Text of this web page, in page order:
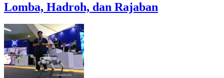
Lomba, Hadroh, dan Rajaban